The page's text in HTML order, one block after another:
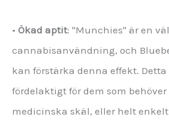
• Ökad aptit: "Munchies" är en
cannabisanvändning, och
kan förstärka denna effekt.
fördelaktigt för dem som
medicinska skäl, eller helt